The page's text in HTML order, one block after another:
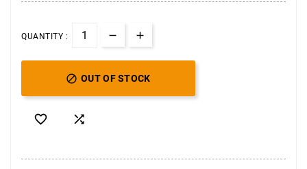
QUANTITY :
 OUT OF STOCK
 